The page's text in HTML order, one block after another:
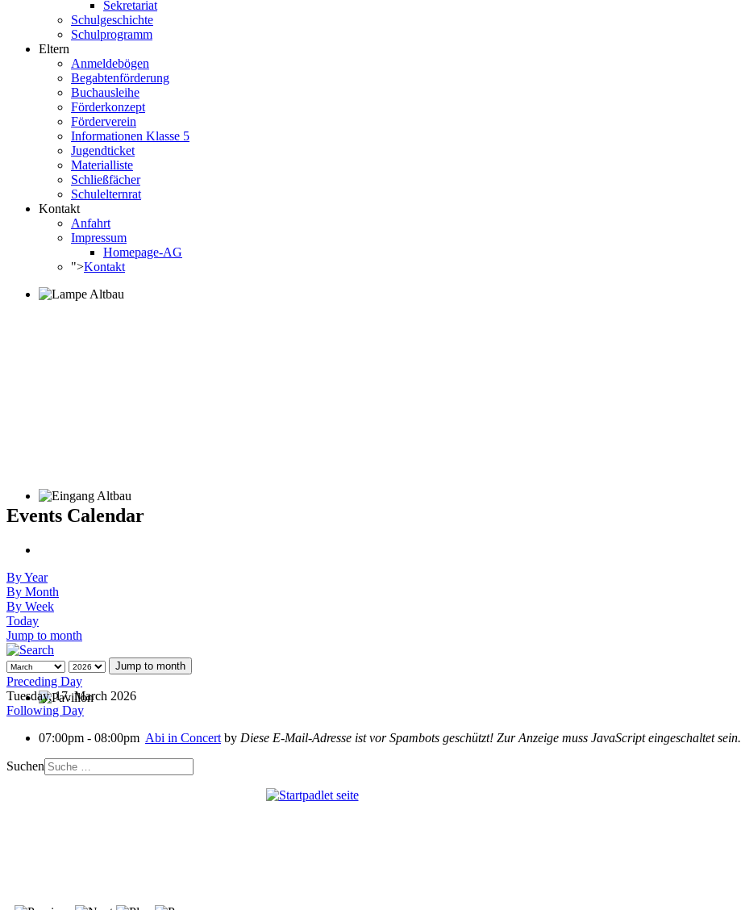
Sekretariat
Schulgeschichte
Schulprogramm
Eltern
Anmeldebögen
Begabtenförderung
Buchausleihe
Förderkonzept
Förderverein
Informationen Klasse 5
Jugendticket
Materialliste
Schließfächer
Schulelternrat
Kontakt
Anfahrt
Impressum
Homepage-AG
">Kontakt
Events Calendar
By Year
By Month
By Week
Today
Jump to month
Jump to month
Preceding Day
Tuesday, 17. March 2026
Following Day
07:00pm - 08:00pm Abi in Concert by Diese E-Mail-Adresse ist vor Spambots geschützt! Zur Anzeige muss JavaScript eingeschaltet sein.
Suchen